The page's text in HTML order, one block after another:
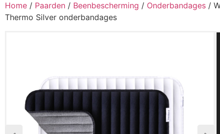
Home / Paarden / Beenbescherming / Onderbandages /
Thermo Silver onderbandages